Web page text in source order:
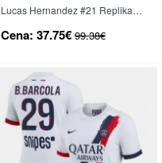
Lucas Hernandez #21 Replika
Kratek Rokav
Cena: 37.75€ 99.38€